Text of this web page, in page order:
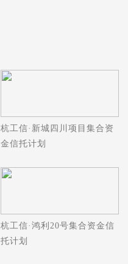
杭工信·新城四川项目集合资
金信托计划
杭工信·鸿利20号集合资金信
托计划